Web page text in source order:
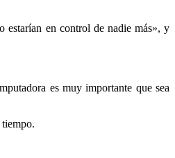
estarían en control de nadie más», y
es muy importante que sea